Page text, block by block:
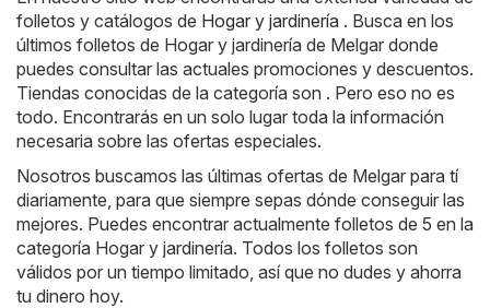
folletos y catálogos de Hogar y jardinería . Busca en los
últimos folletos de Hogar y jardinería de Melgar donde
puedes consultar las actuales promociones y descuentos.
Tiendas conocidas de la categoría son . Pero eso no es
todo. Encontrarás en un solo lugar toda la información
necesaria sobre las ofertas especiales.
Nosotros buscamos las últimas ofertas de Melgar para tí
diariamente, para que siempre sepas dónde conseguir las
mejores. Puedes encontrar actualmente folletos de 5 en la
categoría Hogar y jardinería. Todos los folletos son
válidos por un tiempo limitado, así que no dudes y ahorra
tu dinero hoy.